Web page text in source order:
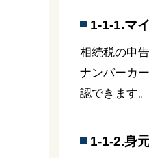
1-1-1.マ
相続税の申
ナンバーカ
認できます。
1-1-2.身